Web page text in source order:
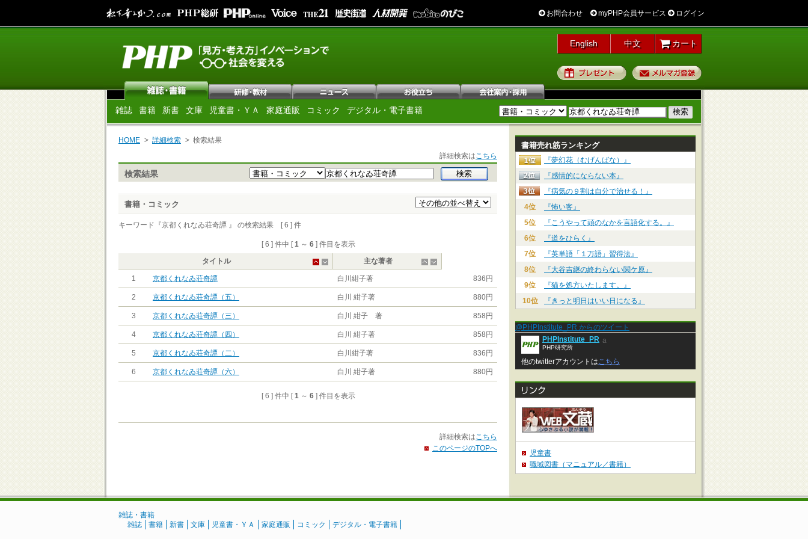
お問合わせ myPHP会員サービス ログイン
English 中文 カート
プレゼント
雑誌 書籍 新書 文庫 児童書・ＹＡ 家庭通販 コミック デジタル・電子書籍
HOME 詳細検索
検索結果
詳細検索はこちら
検索結果
書籍・コミック
キーワード『京都くれなゐ荘奇譚 』 の検索結果 [ 6 ] 件
[ 6 ] 件中 [1～ 6] 件目を表示
タイトル
主な著者
1 京都くれなゐ荘奇譚 白川紺子著 836円
2 京都くれなゐ荘奇譚（五） 白川 紺子著 880円
3 京都くれなゐ荘奇譚（三） 白川 紺子 著 858円
4 京都くれなゐ荘奇譚（四） 白川 紺子著 858円
5 京都くれなゐ荘奇譚（二） 白川紺子著 836円
6 京都くれなゐ荘奇譚（六） 白川 紺子著 880円
[ 6 ] 件中 [1～ 6] 件目を表示
詳細検索はこちら
このページのTOPへ
書籍売れ筋ランキング
『夢幻花（むげんばな）』
『感情的にならない本』
『病気の９割は自分で治せる！』
4位
『怖い客』
5位
『こうやって頭のなかを言語化する。』
6位
『道をひらく』
7位
『英単語「１万語」習得法』
8位
『大谷吉継の終わらない関ケ原』
9位
『猫を処方いたします。』
10位
『きっと明日はいい日になる』
@PHPInstitute_PR からのツイート
PHPInstitute_PR
PHP研究所
a
他のtwitterアカウントはこちら
児童書
職域図書（マニュアル／書籍）
雑誌・書籍
雑誌
書籍 新書 文庫 児童書・ＹＡ 家庭通販 コミック デジタル・電子書籍